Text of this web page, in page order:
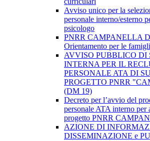
Avviso unico per la
personale interno/esterno
psicologo
PNRR CAMPANELLA
Orientamento per le
AVVISO PUBBLICO DI
INTERNA PER IL
PERSONALE ATA DI
PROGETTO PNRR
(DM 19)
Decreto per l’avvio del
personale ATA interno per
progetto PNRR
AZIONE DI
DISSEMINAZIONE e